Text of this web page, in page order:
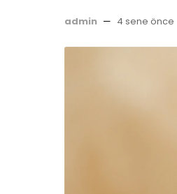
admin — 4 sene önce